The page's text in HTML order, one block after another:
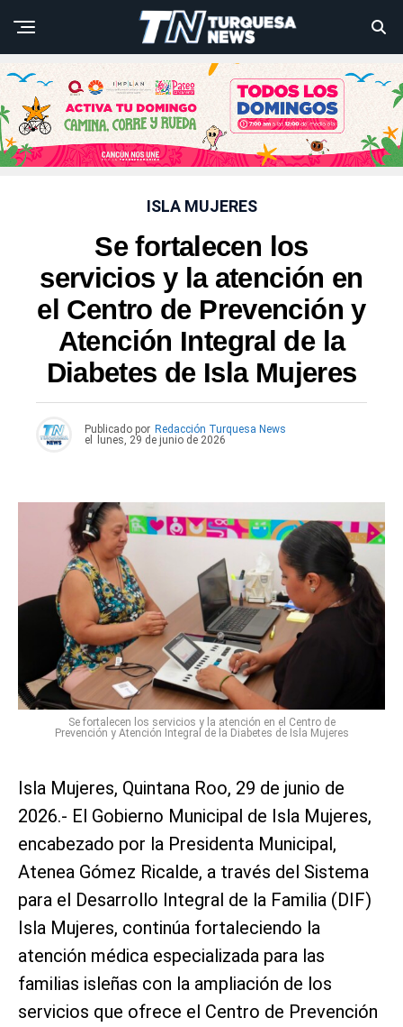
ISLA MUJERES
Se fortalecen los
servicios y la atención en
el Centro de Prevención y
Atención Integral de la
Diabetes de Isla Mujeres
Publicado por Redacción Turquesa News
el
lunes, 29 de junio de 2026
Se fortalecen los servicios y la atención en el Centro de
Prevención y Atención Integral de la Diabetes de Isla Mujeres
Isla Mujeres, Quintana Roo, 29 de junio de
2026.- El Gobierno Municipal de Isla Mujeres,
encabezado por la Presidenta Municipal,
Atenea Gómez Ricalde, a través del Sistema
para el Desarrollo Integral de la Familia (DIF)
Isla Mujeres, continúa fortaleciendo la
atención médica especializada para las
familias isleñas con la ampliación de los
servicios que ofrece el Centro de Prevención